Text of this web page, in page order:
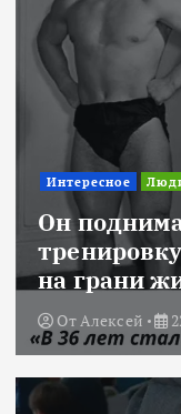
Интересное
Он
на грани
ОтАлексей